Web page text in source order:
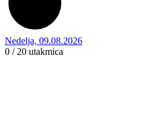
Nedelja, 09.08.2026
0 / 20 utakmica